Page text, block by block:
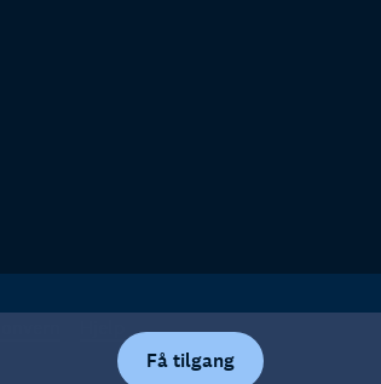
Få tilgang